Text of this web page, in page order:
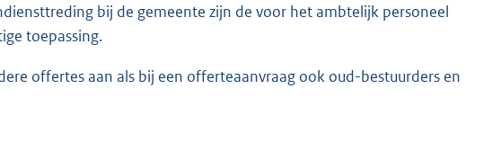
bij de gemeente zijn de voor het ambtelijk personeel
toepassing.
offertes aan als bij een offerteaanvraag ook oud-bestuurders en